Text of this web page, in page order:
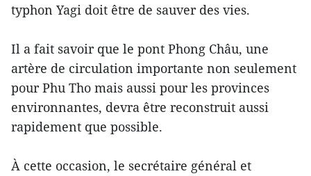
typhon Yagi doit être de sauver des vies.
Il a fait savoir que le pont Phong Châu, une
artère de circulation importante non seulement
pour Phu Tho mais aussi pour les provinces
environnantes, devra être reconstruit aussi
rapidement que possible.
À cette occasion, le secrétaire général et